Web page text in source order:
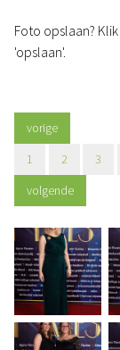
Foto opslaan?
'opslaan'.
vorige
1
2 3
volgende